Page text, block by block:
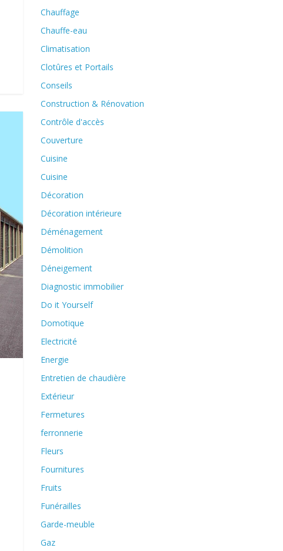
Chauffage
Chauffe-eau
Climatisation
Clotûres et Portails
Conseils
Construction & Rénovation
Contrôle d'accès
Couverture
Cuisine
Cuisine
Décoration
Décoration intérieure
Déménagement
Démolition
Déneigement
Diagnostic immobilier
Do it Yourself
Domotique
Electricité
Energie
Entretien de chaudière
Extérieur
Fermetures
ferronnerie
Fleurs
Fournitures
Fruits
Funérailles
Garde-meuble
Gaz